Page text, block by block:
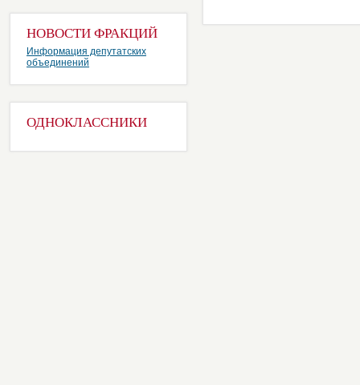
НОВОСТИ ФРАКЦИЙ
Информация депутатских
объединений
ОДНОКЛАССНИКИ